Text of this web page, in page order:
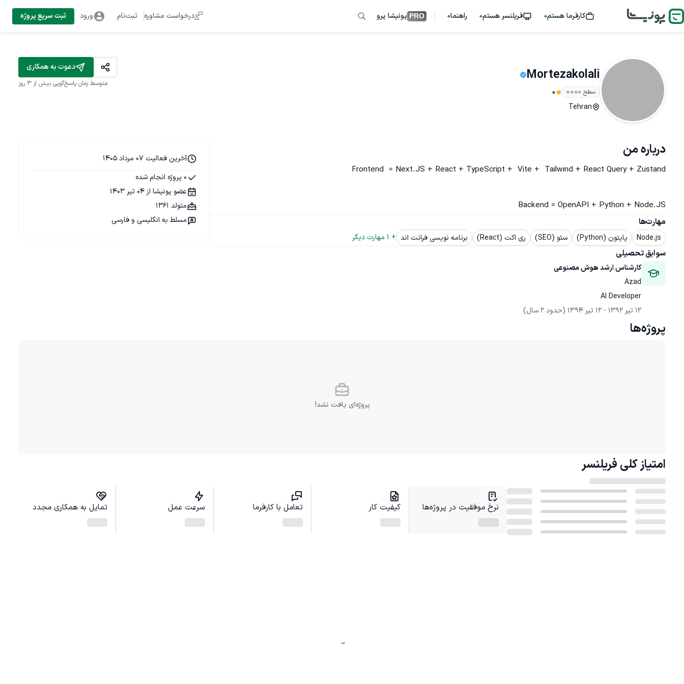
کارفرما هستم فریلنسر هستم راهنما PRO پونیشا پرو درخواست مشاوره ثبت‌نام ورود ثبت سریع پروژه
Mortezakolali
سطح ۰ 0
Tehran
دعوت به همکاری
متوسط زمان پاسخ‌گویی بیش از ۳ روز
درباره من
Backend = OpenAPI + Python + Node.JS
مهارت‌ها
Node.js پایتون (Python) سئو (SEO) ری اکت (React) برنامه نویسی فرانت اند +
1 مهارت دیگر
سوابق تحصیلی
کارشناس ارشد هوش مصنوعی
Azad
AI Developer
12 تیر 1392
- 12 تیر 1394 (حدود 2 سال)
آخرین فعالیت 07 مرداد 1405
0 پروژه انجام شده
عضو پونیشا از 04 تیر 1403
متولد 1361
مسلط به انگلیسی و فارسی
پروژه‌ها
پروژه‌ای یافت نشد!
امتیاز کلی فریلنسر
نرخ موفقیت در پروژه‌ها کیفیت کار تعامل با کارفرما سرعت عمل تمایل به همکاری مجدد